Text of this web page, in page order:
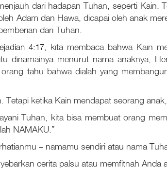
dari hadapan Tuhan, seperti Kain.
Adam dan Hawa, dicapai oleh anak
dari Tuhan.
4:17, kita membaca bahwa Kain
dinamainya menurut nama anaknya,
tahu bahwa dialah yang
ketika Kain mendapat seorang
Tuhan, kita bisa membuat orang
NAMAKU.”
– namamu sendiri atau nama
cerita palsu atau memfitnah Anda